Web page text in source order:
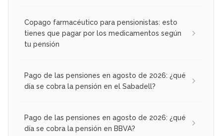
Copago farmacéutico para pensionistas: esto
tienes que pagar por los medicamentos según
tu pensión
Pago de las pensiones en agosto de 2026: ¿qué
día se cobra la pensión en el Sabadell?
Pago de las pensiones en agosto de 2026: ¿qué
día se cobra la pensión en BBVA?